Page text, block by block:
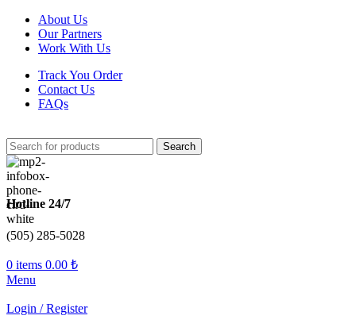
About Us
Our Partners
Work With Us
Track You Order
Contact Us
FAQs
Search
Hotline 24/7
(505) 285-5028
0 items 0.00 ₺
Menu
Login / Register